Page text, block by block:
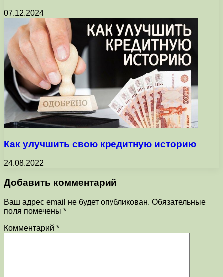
07.12.2024
Как улучшить свою кредитную историю
24.08.2022
Добавить комментарий
Ваш адрес email не будет опубликован. Обязательные
поля помечены *
Комментарий *